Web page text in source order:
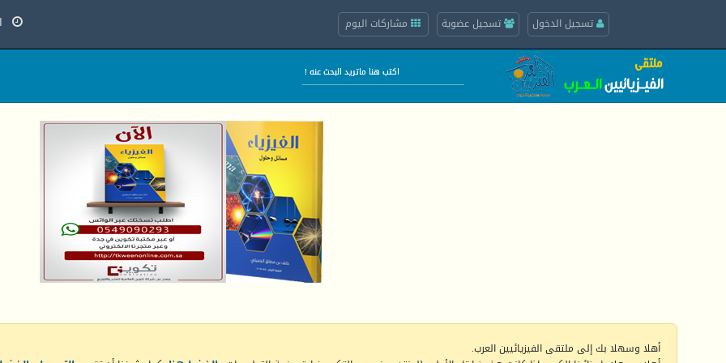
تسجيل الدخول تسجيل عضوية مشاركات اليوم
أهلا وسهلا بك إلى ملتقى الفيزيائيين العرب.